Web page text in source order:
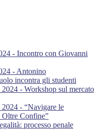
- Incontro con Giovanni
- Antonino
incontra gli studenti
2024 - Workshop sul mercato
2024 - “Navigare le
Confine”
processo penale